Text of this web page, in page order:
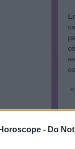
Horoscope - Do